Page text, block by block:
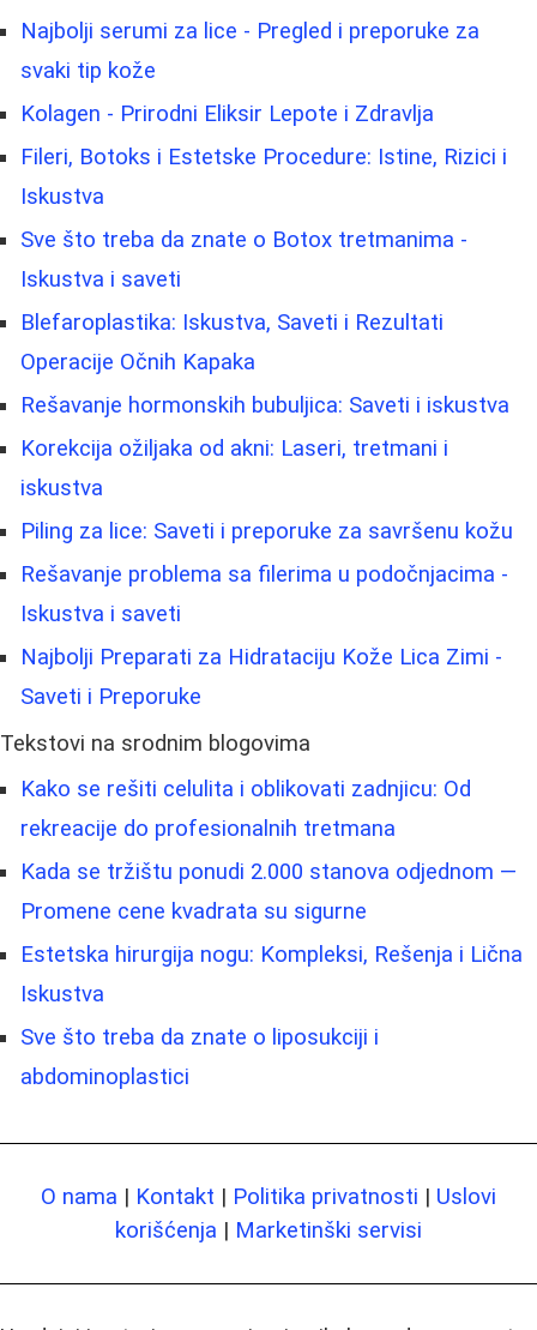
Najbolji serumi za lice - Pregled i preporuke za
svaki tip kože
Kolagen - Prirodni Eliksir Lepote i Zdravlja
Fileri, Botoks i Estetske Procedure: Istine, Rizici i
Iskustva
Sve što treba da znate o Botox tretmanima -
Iskustva i saveti
Blefaroplastika: Iskustva, Saveti i Rezultati
Operacije Očnih Kapaka
Rešavanje hormonskih bubuljica: Saveti i iskustva
Korekcija ožiljaka od akni: Laseri, tretmani i
iskustva
Piling za lice: Saveti i preporuke za savršenu kožu
Rešavanje problema sa filerima u podočnjacima -
Iskustva i saveti
Najbolji Preparati za Hidrataciju Kože Lica Zimi -
Saveti i Preporuke
Tekstovi na srodnim blogovima
Kako se rešiti celulita i oblikovati zadnjicu: Od
rekreacije do profesionalnih tretmana
Kada se tržištu ponudi 2.000 stanova odjednom —
Promene cene kvadrata su sigurne
Estetska hirurgija nogu: Kompleksi, Rešenja i Lična
Iskustva
Sve što treba da znate o liposukciji i
abdominoplastici
O nama | Kontakt | Politika privatnosti | Uslovi
korišćenja | Marketinški servisi